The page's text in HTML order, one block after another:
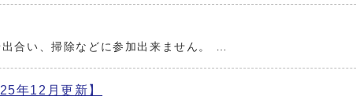
合い、掃除などに参加出来ません。 …
年12月更新】